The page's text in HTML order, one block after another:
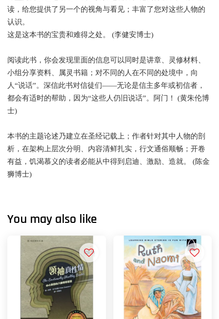
读，给您提供了另一个的视角与看见；丰富了您对这些人物的
认识。
这是这本书的宝贵和难得之处。 (李健安博士)
阅读此书，你会发现里面的信息可以同时是讲章、灵修材料、
小组分享资料、属灵书籍；对不同的人在不同的处境中，向
人“说话”。深信此书对信徒们——无论是信主多年或初信者，
都会有适时的帮助，因为“这些人仍旧说话”。阿门！ (黄朱伦博
士)
本书的主题论述乃建立在圣经记载上；作者针对其中人物的剖
析，在架构上层次分明、内容清鲜扎实，行文通俗顺畅；开卷
有益，饥渴慕义的读者必能从中得到启迪、激励、造就。 (陈金
狮博士)
You may also like